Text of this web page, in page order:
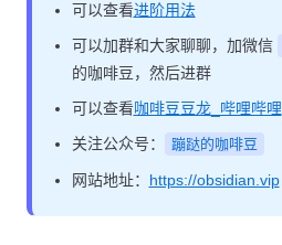
可以查看进阶用法
可以加群和大家聊聊，加微信
的咖啡豆，然后进群
可以查看咖啡豆豆龙_哔哩哔哩
关注公众号：
蹦跶的咖啡豆
网站地址： https://obsidian.vip